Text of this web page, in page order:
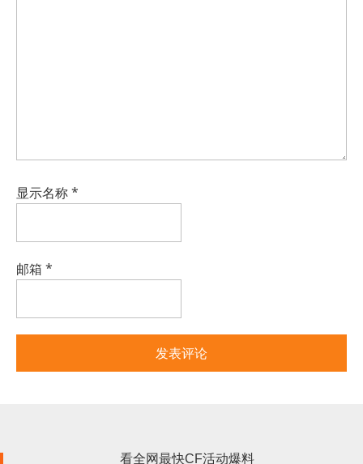
显示名称*
邮箱 *
看全网最快CF活动爆料